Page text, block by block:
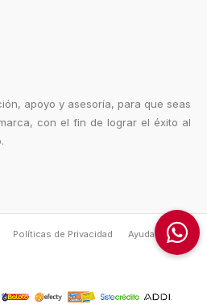
apoyo y asesoría, para que seas
con el fin de lograr el éxito al
Políticas de Privacidad Ayuda
e-